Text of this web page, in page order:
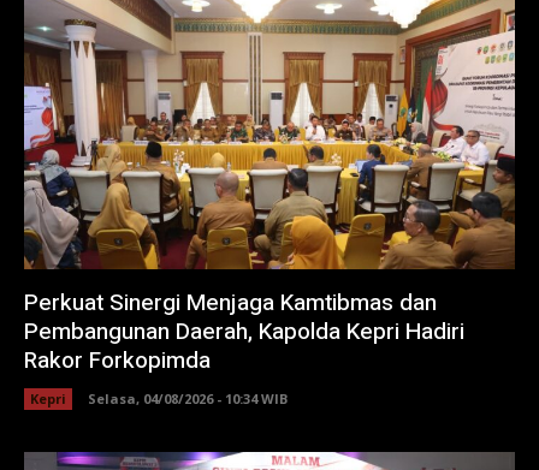
Perkuat Sinergi Menjaga Kamtibmas dan
Pembangunan Daerah, Kapolda Kepri Hadiri
Rakor Forkopimda
Kepri Selasa, 04/08/2026 - 10:34 WIB